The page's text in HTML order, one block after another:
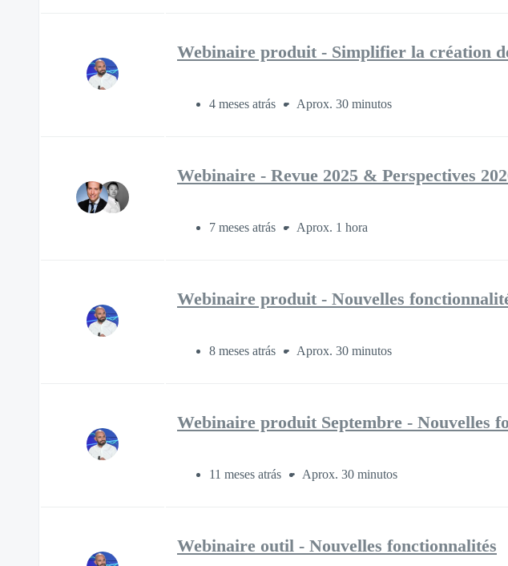
Webinaire produit - Simplifier la création
4 meses atrás Aprox. 30 minutos
Webinaire - Revue 2025 & Perspectives
7 meses atrás Aprox. 1 hora
Webinaire produit - Nouvelles
8 meses atrás Aprox. 30 minutos
Webinaire produit Septembre - Nouvelles
11 meses atrás Aprox. 30 minutos
Webinaire outil - Nouvelles fonctionnalités